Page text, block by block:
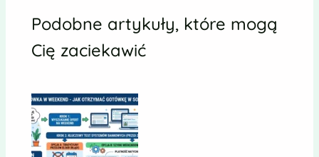
Podobne artykuły, które mogą
Cię zaciekawić